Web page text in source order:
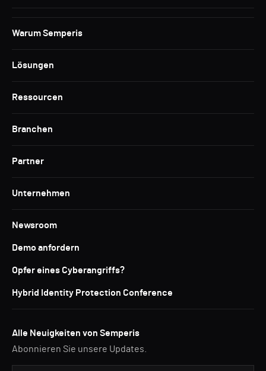
Warum Semperis
Lösungen
Ressourcen
Branchen
Partner
Unternehmen
Newsroom
Demo anfordern
Opfer eines Cyberangriffs?
Hybrid Identity Protection Conference
Alle Neuigkeiten von Semperis
Abonnieren Sie unsere Updates.